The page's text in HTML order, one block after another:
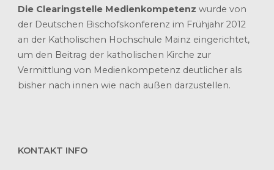
Die Clearingstelle Medienkompetenz wurde von
der Deutschen Bischofskonferenz im Frühjahr 2012
an der Katholischen Hochschule Mainz eingerichtet,
um den Beitrag der katholischen Kirche zur
Vermittlung von Medienkompetenz deutlicher als
bisher nach innen wie nach außen darzustellen.
KONTAKT INFO